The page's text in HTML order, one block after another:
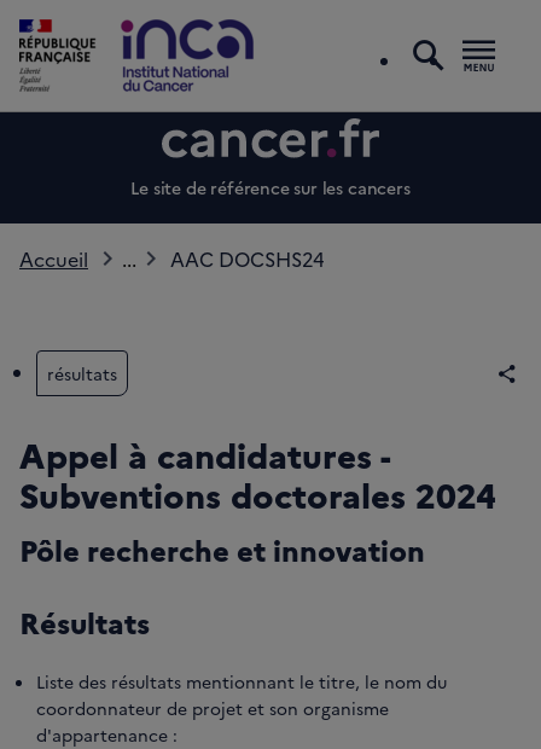
Le site de référence sur les cancers
Accueil ... AAC DOCSHS24
résultats
Appel à candidatures -
Subventions doctorales 2024
Pôle recherche et innovation
Résultats
Liste des résultats mentionnant le titre, le nom du
coordonnateur de projet et son organisme
d'appartenance :